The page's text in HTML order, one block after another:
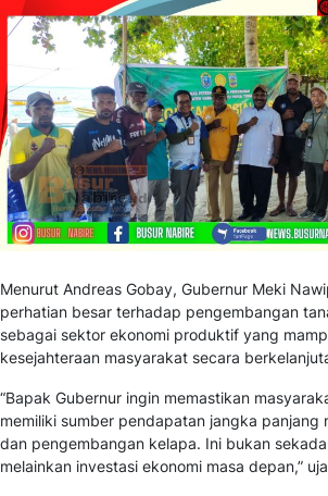
Menurut Andreas Gobay, Gubernur Meki
perhatian besar terhadap pengembangan
sebagai sektor ekonomi produktif yang
kesejahteraan masyarakat secara
“Bapak Gubernur ingin memastikan
memiliki sumber pendapatan jangka panjang
dan pengembangan kelapa. Ini bukan
melainkan investasi ekonomi masa depan,”